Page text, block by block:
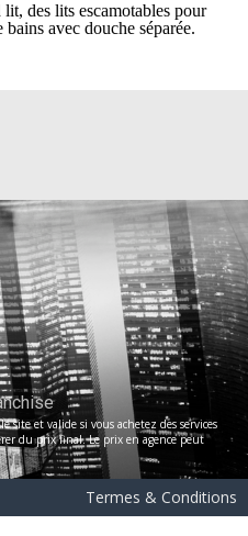
des lits escamotables pour
avec douche séparée.
et valide si vous achetez des services
du prix final. Le prix en agence peut
Termes & Conditions